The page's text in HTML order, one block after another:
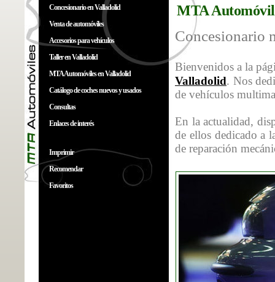
Concesionario en Valladolid
Venta de automóviles
Accesorios para vehículos
Taller en Valladolid
MTA Automóviles en Valladolid
Catálogo de coches nuevos y usados
Consultas
Enlaces de interés
Imprimir
Recomendar
Favoritos
MTA
Concesionario
Bienvenidos a la
Valladolid. Nos
de vehículos
En la actualidad,
de ellos dedicado a
de reparación